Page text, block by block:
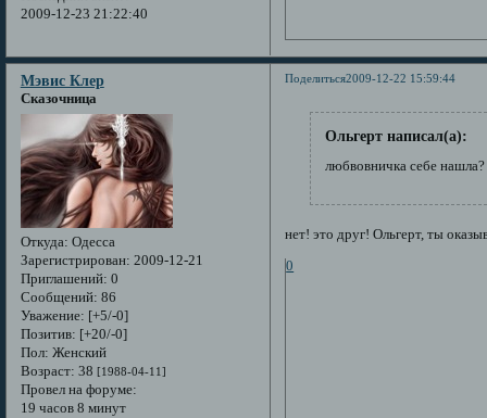
2009-12-23 21:22:40
Поделиться2009-12-22 15:59:44
Мэвис Клер
Сказочница
Откуда: Одесса
Зарегистрирован: 2009-12-21
Приглашений: 0
Сообщений: 86
Уважение: [+5/-0]
Позитив: [+20/-0]
Пол: Женский
Возраст: 38 [1988-04-11]
Провел на форуме:
19 часов 8 минут
Ольгерт написал(а):
любвовничка себе нашла?
нет! это друг! Ольгерт, ты
0